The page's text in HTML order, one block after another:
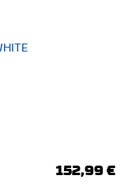
152,99 €